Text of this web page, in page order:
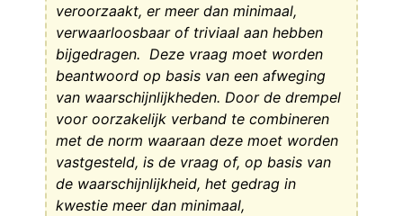
veroorzaakt, er meer dan minimaal,
verwaarloosbaar of triviaal aan hebben
bijgedragen. Deze vraag moet worden
beantwoord op basis van een afweging
van waarschijnlijkheden. Door de drempel
voor oorzakelijk verband te combineren
met de norm waaraan deze moet worden
vastgesteld, is de vraag of, op basis van
de waarschijnlijkheid, het gedrag in
kwestie meer dan minimaal,